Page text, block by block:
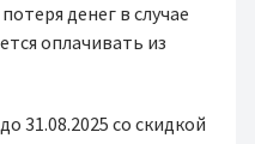
денег в случае
оплачивать из
31.08.2025 со скидкой